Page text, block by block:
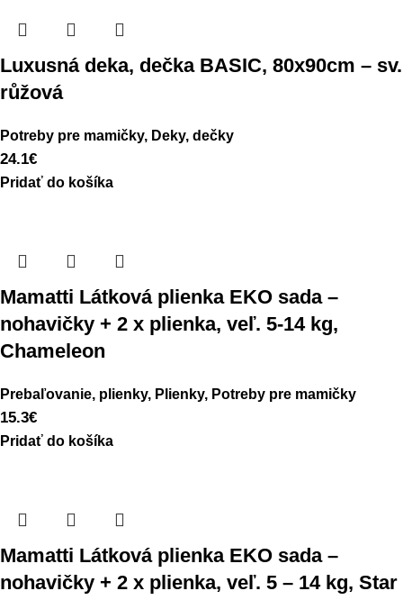
Luxusná deka, dečka BASIC, 80x90cm – sv.
růžová
Potreby pre mamičky, Deky, dečky
24.1€
Pridať do košíka
Mamatti Látková plienka EKO sada –
nohavičky + 2 x plienka, veľ. 5-14 kg,
Chameleon
Prebaľovanie, plienky, Plienky, Potreby pre mamičky
15.3€
Pridať do košíka
Mamatti Látková plienka EKO sada –
nohavičky + 2 x plienka, veľ. 5 – 14 kg, Star